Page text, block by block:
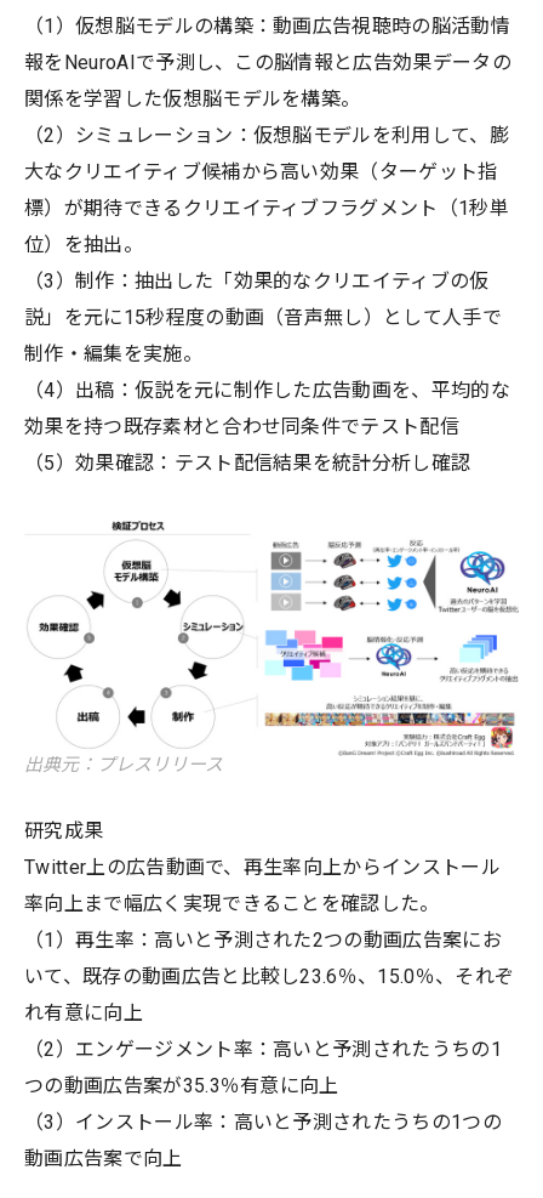
（1）仮想脳モデルの構築：動画広告視聴時の脳活動情
報をNeuroAIで予測し、この脳情報と広告効果データの
関係を学習した仮想脳モデルを構築。
（2）シミュレーション：仮想脳モデルを利用して、膨
大なクリエイティブ候補から高い効果（ターゲット指
標）が期待できるクリエイティブフラグメント（1秒単
位）を抽出。
（3）制作：抽出した「効果的なクリエイティブの仮
説」を元に15秒程度の動画（音声無し）として人手で
制作・編集を実施。
（4）出稿：仮説を元に制作した広告動画を、平均的な
効果を持つ既存素材と合わせ同条件でテスト配信
（5）効果確認：テスト配信結果を統計分析し確認
出典元：プレスリリース
研究成果
Twitter上の広告動画で、再生率向上からインストール
率向上まで幅広く実現できることを確認した。
（1）再生率：高いと予測された2つの動画広告案にお
いて、既存の動画広告と比較し23.6％、15.0％、それぞ
れ有意に向上
（2）エンゲージメント率：高いと予測されたうちの1
つの動画広告案が35.3％有意に向上
（3）インストール率：高いと予測されたうちの1つの
動画広告案で向上